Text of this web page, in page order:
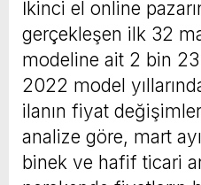
İkinci el online
gerçekleşen ilk 32
modeline ait 2 bin 23
2022 model
ilanın fiyat
analize göre, mart
binek ve hafif ticari